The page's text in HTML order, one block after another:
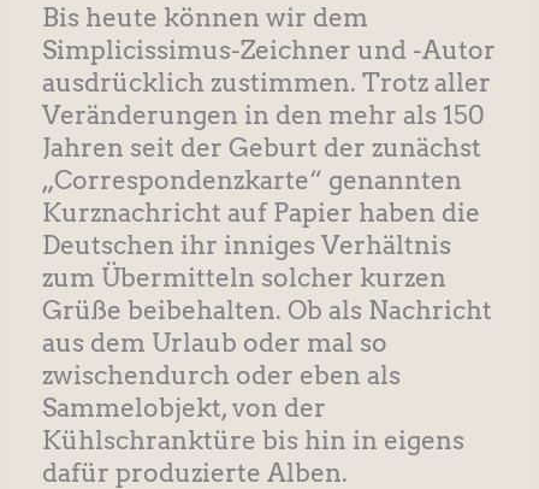
Bis heute können wir dem
Simplicissimus-Zeichner und -Autor
ausdrücklich zustimmen. Trotz aller
Veränderungen in den mehr als 150
Jahren seit der Geburt der zunächst
„Correspondenzkarte“ genannten
Kurznachricht auf Papier haben die
Deutschen ihr inniges Verhältnis
zum Übermitteln solcher kurzen
Grüße beibehalten. Ob als Nachricht
aus dem Urlaub oder mal so
zwischendurch oder eben als
Sammelobjekt, von der
Kühlschranktüre bis hin in eigens
dafür produzierte Alben.